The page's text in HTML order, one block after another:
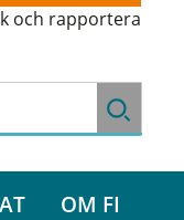
och rapportera
OM FI